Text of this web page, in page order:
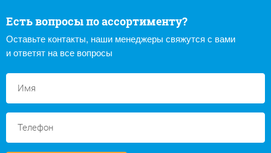
Есть вопросы по ассортименту?
Оставьте контакты, наши менеджеры свяжутся с вами
и ответят на все вопросы